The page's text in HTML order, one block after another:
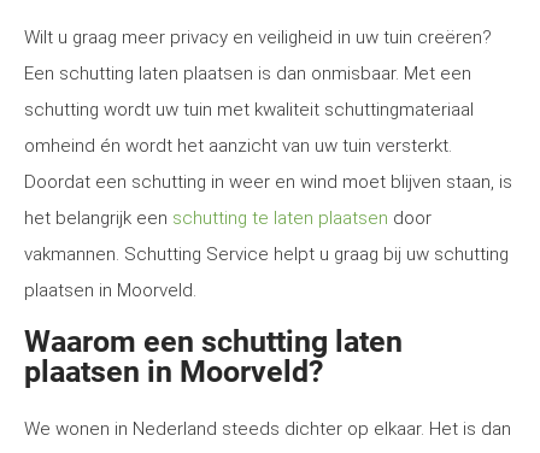
Wilt u graag meer privacy en veiligheid in uw tuin creëren?
Een schutting laten plaatsen is dan onmisbaar. Met een
schutting wordt uw tuin met kwaliteit schuttingmateriaal
omheind én wordt het aanzicht van uw tuin versterkt.
Doordat een schutting in weer en wind moet blijven staan, is
het belangrijk een schutting te laten plaatsen door
vakmannen. Schutting Service helpt u graag bij uw schutting
plaatsen in Moorveld.
Waarom een schutting laten
plaatsen in Moorveld?
We wonen in Nederland steeds dichter op elkaar. Het is dan